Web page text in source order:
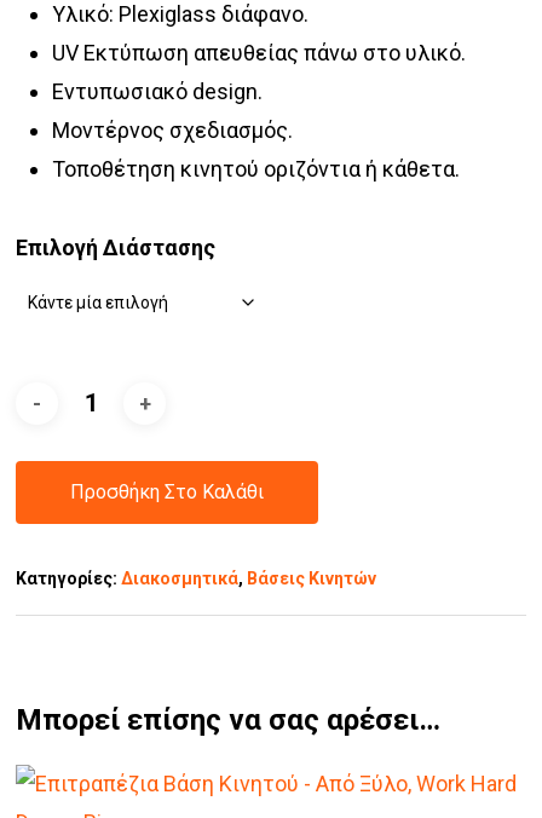
Υλικό: Plexiglass διάφανο.
UV Εκτύπωση απευθείας πάνω στο υλικό.
Εντυπωσιακό design.
Μοντέρνος σχεδιασμός.
Τοποθέτηση κινητού οριζόντια ή κάθετα.
Επιλογή Διάστασης
Προσθήκη Στο Καλάθι
Κατηγορίες:Διακοσμητικά, Βάσεις Κινητών
Μπορεί επίσης να σας αρέσει…